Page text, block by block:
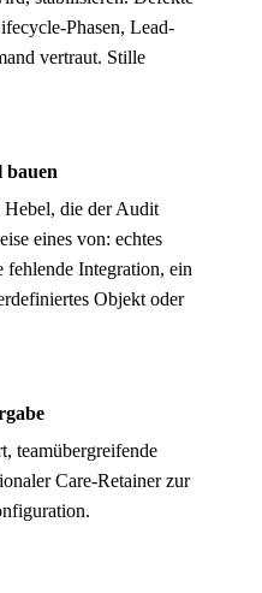
Phasen, Lead-
vertraut. Stille
bauen
die der Audit
eines von: echtes
Integration, ein
Objekt oder
teamübergreifende
Care-Retainer zur